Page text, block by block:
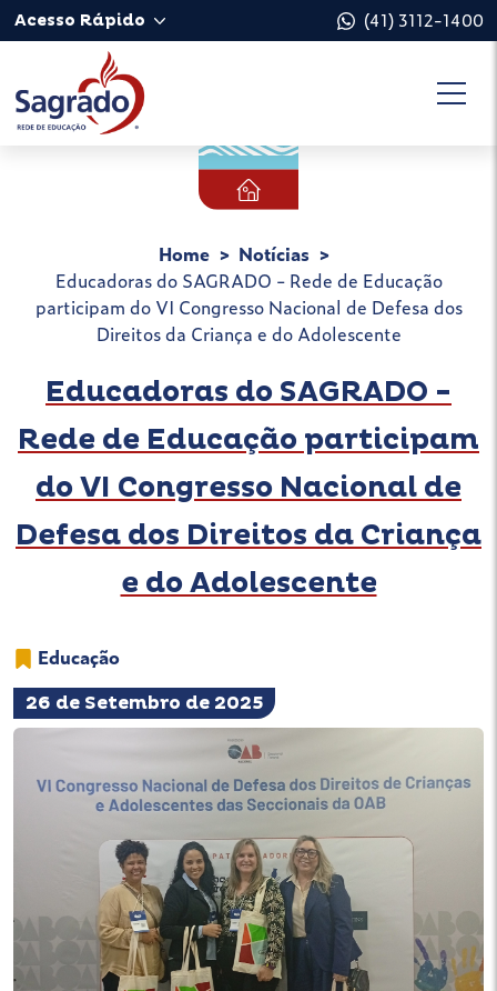
Acesso Rápido (41) 3112-1400
Home
Notícias
Educadoras do SAGRADO - Rede de Educação
participam do VI Congresso Nacional de Defesa dos
Direitos da Criança e do Adolescente
Educadoras do SAGRADO -
Rede de Educação participam
do VI Congresso Nacional de
Defesa dos Direitos da Criança
e do Adolescente
Educação
26 de Setembro de 2025